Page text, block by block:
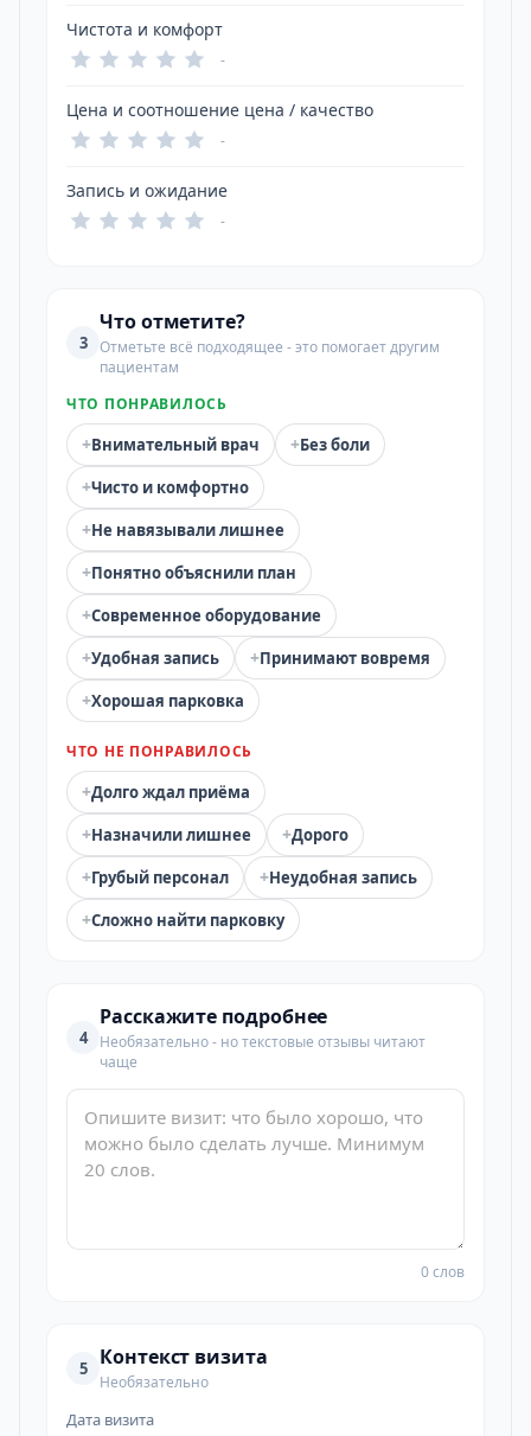
Чистота и комфорт
-
Цена и соотношение цена / качество
-
Запись и ожидание
-
3
Что отметите?
Отметьте всё подходящее - это помогает другим
пациентам
ЧТО ПОНРАВИЛОСЬ
+Внимательный врач +Без боли
+Чисто и комфортно
+Не навязывали лишнее
+Понятно объяснили план
+Современное оборудование
+Удобная запись +Принимают вовремя
+Хорошая парковка
ЧТО НЕ ПОНРАВИЛОСЬ
+Долго ждал приёма
+Назначили лишнее +Дорого
+Грубый персонал +Неудобная запись
+Сложно найти парковку
4
Расскажите подробнее
Необязательно - но текстовые отзывы читают
чаще
0 слов
5 Контекст визита
Необязательно
Дата визита